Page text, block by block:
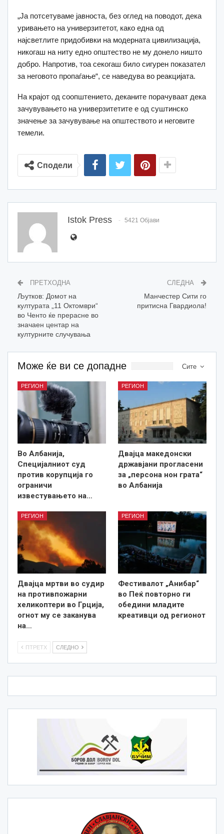
„Ја потсетуваме јавноста, без оглед на поводот, дека
уривањето на универзитетот, како една од
најсветлите придобивки на модерната цивилизација,
никогаш на ниту едно општество не му донело ништо
добро. Напротив, тоа секогаш било сигурен показател
за неговото пропаѓање“, се наведува во реакцијата.
На крајот од соопштението, деканите порачуваат дека
зачувувањето на универзитетите е од суштинско
значење за зачувување на општеството и неговите
темели.
Сподели
Istok Press 5421 Објави
ПРЕТХОДНА
Љутков: Домот на
културата „11 Октомври“
во Ченто ќе прерасне во
значаен центар на
културните случувања
СЛЕДНА
Манчестер Сити го
притисна Гвардиола!
Сите
Може ќе ви се допадне
РЕГИОН
Во Албанија,
Специјалниот суд
против корупција го
ограничи
известувањето на…
РЕГИОН
Двајца македонски
државјани прогласени
за „персона нон грата“
во Албанија
РЕГИОН
Двајца мртви во судир
на противпожарни
хеликоптери во Грција,
огнот му се заканува
на…
РЕГИОН
Фестивалот „Анибар“
во Пеќ повторно ги
обедини младите
креативци од регионот
ПТРЕТХ СЛЕДНО